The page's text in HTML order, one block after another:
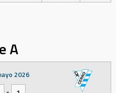
A
2026